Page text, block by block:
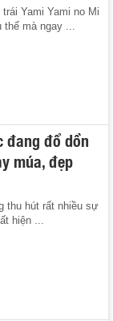
Yami Yami no Mi
mà ngay ...
đang đổ dồn
múa, đẹp
thu hút rất nhiều sự
hiện ...